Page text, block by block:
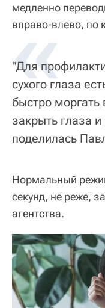
медленно
вправо-влево, по
«
"Для
сухого глаза
быстро моргать
закрыть глаза
поделилась
Нормальный
секунд, не реже,
агентства.